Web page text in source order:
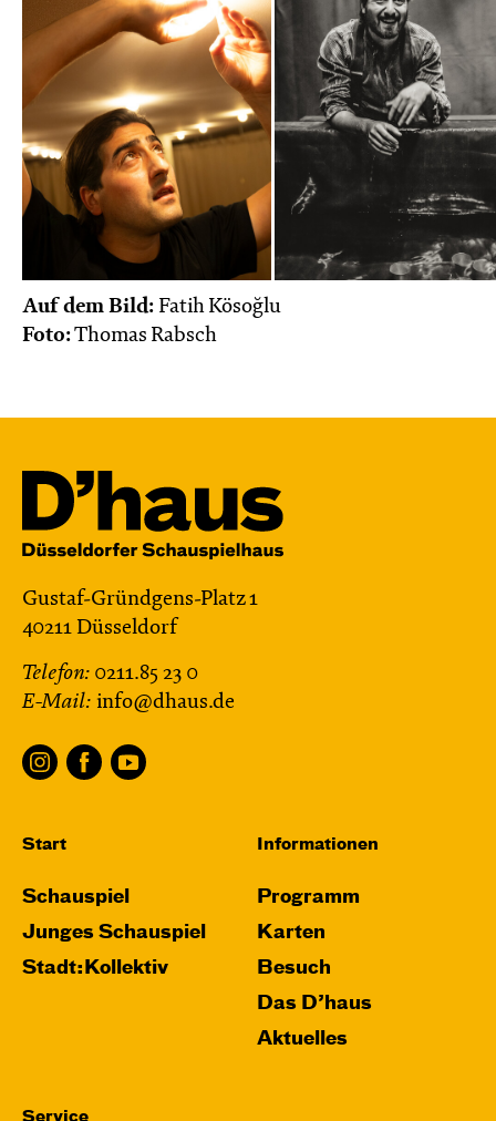
Auf dem Bild: Fatih Kösoğlu
Foto:Thomas Rabsch
Gustaf-Gründgens-Platz 1
40211 Düsseldorf
Telefon: 0211.85 23 0
E-Mail: info@dhaus.de
Start
Schauspiel
Junges Schauspiel
Stadt:Kollektiv
Informationen
Programm
Karten
Besuch
Das D’haus
Aktuelles
Service